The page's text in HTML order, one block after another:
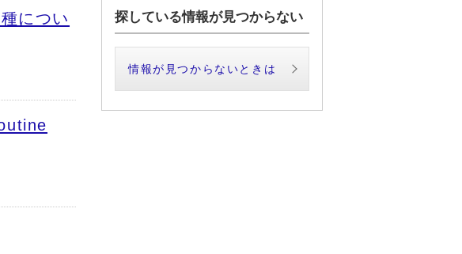
につい
探している情報が見つからない
情報が見つからないときは